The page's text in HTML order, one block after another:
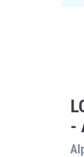
-